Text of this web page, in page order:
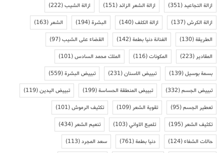
ازالة التجاعيد(351) ازالة الشعر الزائد(151) ازالة الشيب(222)
ازالة الكرش(137) ازالة الكلف(140) البشرة(194) الشعر(163)
الطريقة(130) الفنانة دنيا بطمة(142) القضاء على الشيب(97)
المقادير(223) المكونات(116) الملك محمد السادس(101)
بسمة بوسيل(139) تبييض الاسنان(231) تبييض البشرة(559)
تبييض الجسم(332) تبييض المنطقة الحساسة(199) تبييض اليدين(119)
تعطير الجسم(95) تقوية الشعر(109) تكثيف الرموش(101)
تكثيف الشعر(195) تلميع الاواني(103) تنعيم الشعر(434)
حالات الشفاء(124) دنيا بطمة(761) سعد المجرد(113)